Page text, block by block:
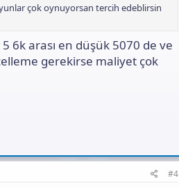
çok oynuyorsan tercih edeblirsin
6k arası en düşük 5070 de ve
gerekirse maliyet çok
#4